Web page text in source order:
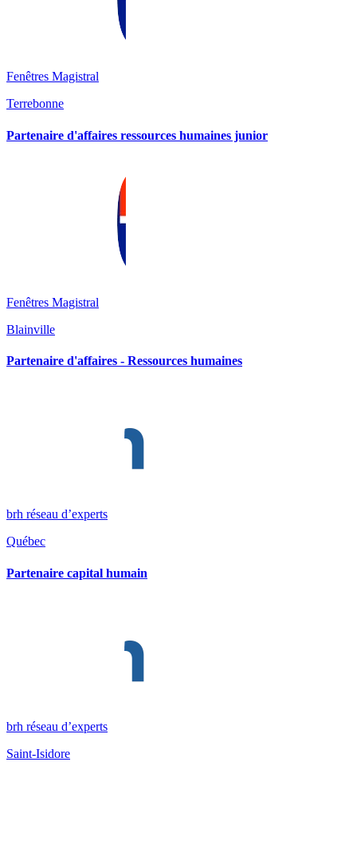
Fenêtres Magistral
Terrebonne
Partenaire d'affaires ressources humaines junior
Fenêtres Magistral
Blainville
Partenaire d'affaires - Ressources humaines
brh réseau d’experts
Québec
Partenaire capital humain
brh réseau d’experts
Saint-Isidore